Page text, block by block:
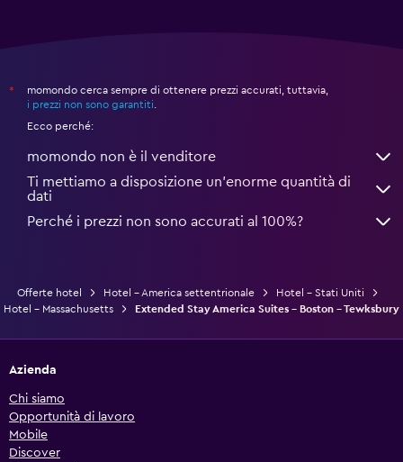
*
momondo cerca sempre di ottenere prezzi accurati, tuttavia,
i prezzi non sono garantiti
Ecco perché:
momondo non è il venditore
Ti mettiamo a disposizione un’enorme quantità di
dati
Perché i prezzi non sono accurati al 100%?
Offerte hotel Hotel - America settentrionale
Hotel - Stati Uniti
Hotel - Massachusetts
Extended Stay America Suites - Boston - Tewksbury
Azienda
Chi siamo
Opportunità di lavoro
Mobile
Discover